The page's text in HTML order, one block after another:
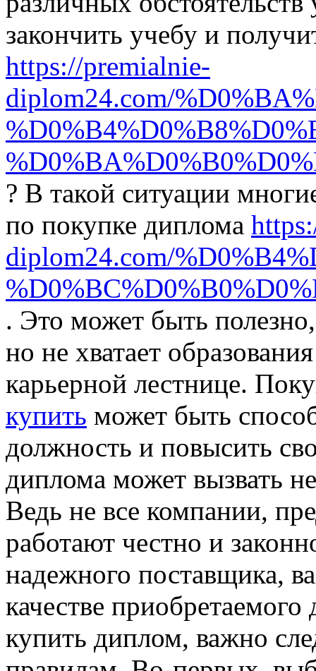
закончить учебу и
https://premialnie-
diplom24.com/
? В такой ситуации
по покупке диплома
diplom24.com/
. Это может быть
но не хватает
карьерной лестнице.
купить может быть
должность и повысить
диплома может вызвать
Ведь не все компании,
работают честно и
надежного поставщика,
качестве
купить диплом, важно